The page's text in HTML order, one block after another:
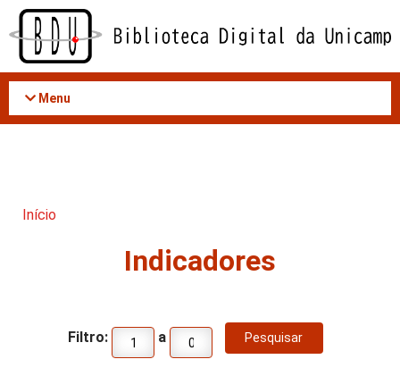
Acessar
conteúdo
Menu
Início
Indicadores
Filtro: a